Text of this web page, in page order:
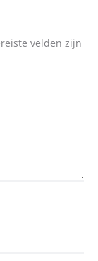
velden zijn